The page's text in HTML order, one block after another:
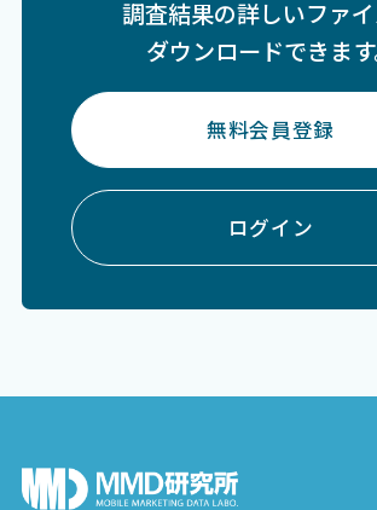
調査結果の詳しいファ
ダウンロードできます
無料会員登録
ログイン